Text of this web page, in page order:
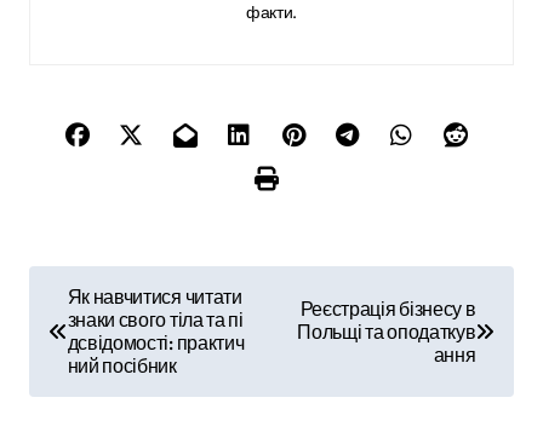
факти.
в
Як навчитися читати
знаки свого тіла та пі
дсвідомості: практич
ний посібник
Реєстрація бізнесу в
Польщі та оподаткув
ання